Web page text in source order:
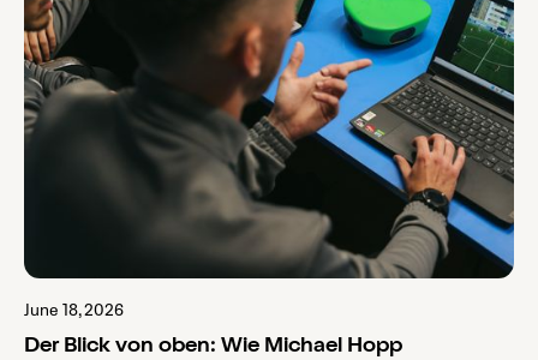
June 18, 2026
Der Blick von oben: Wie Michael Hopp